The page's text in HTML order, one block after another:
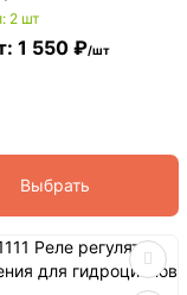
2 шт
1 550 ₽/шт
Выбрать